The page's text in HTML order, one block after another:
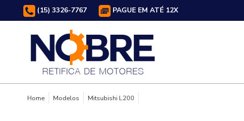
(15) 3326-7767 PAGUE EM ATÉ 12X
Home Modelos Mitsubishi L200